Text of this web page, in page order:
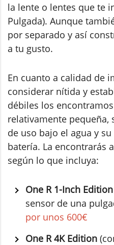
la lente o lentes que te
Pulgada). Aunque
por separado y así
a tu gusto.
En cuanto a calidad de
considerar nítida y
débiles los
relativamente pequeña,
de uso bajo el agua y
batería. La encontrarás a
según lo que incluya:
One R 1-Inch Edition
sensor de una
por unos 600€
One R 4K Edition